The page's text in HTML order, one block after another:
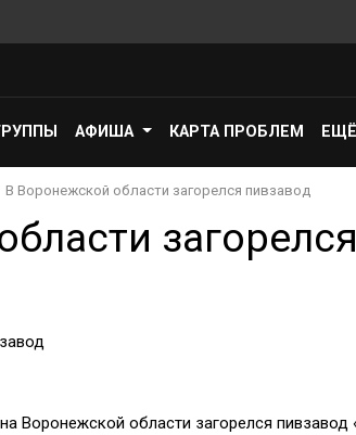
АФИША КАРТА ПРОБЛЕМ ЕЩЁ
В Воронежской области загорелся пивзавод
загорелся
Воронежской области загорелся пивзавод